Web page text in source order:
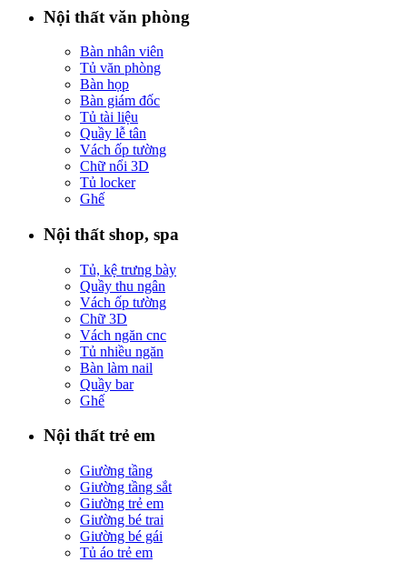
Nội thất văn phòng
Bàn nhân viên
Tủ văn phòng
Bàn họp
Bàn giám đốc
Tủ tài liệu
Quầy lễ tân
Vách ốp tường
Chữ nổi 3D
Tủ locker
Ghế
Nội thất shop, spa
Tủ, kệ trưng bày
Quầy thu ngân
Vách ốp tường
Chữ 3D
Vách ngăn cnc
Tủ nhiều ngăn
Bàn làm nail
Quầy bar
Ghế
Nội thất trẻ em
Giường tầng
Giường tầng sắt
Giường trẻ em
Giường bé trai
Giường bé gái
Tủ áo trẻ em